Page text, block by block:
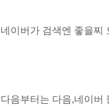
네이버가 검색엔 좋을찌
다음부터는 다음,네이버